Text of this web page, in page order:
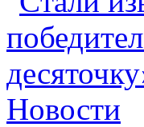
Новости